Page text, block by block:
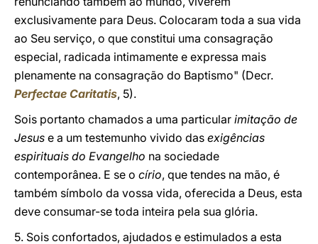
exclusivamente para Deus. Colocaram toda a sua vida
ao Seu serviço, o que constitui uma consagração
especial, radicada intimamente e expressa mais
plenamente na consagração do Baptismo" (Decr.
Perfectae Caritatis, 5).
Sois portanto chamados a uma particular imitação de
Jesus e a um testemunho vivido das exigências
espirituais do Evangelho na sociedade
contemporânea. E se o círio, que tendes na mão, é
também símbolo da vossa vida, oferecida a Deus, esta
deve consumar-se toda inteira pela sua glória.
5. Sois confortados, ajudados e estimulados a esta